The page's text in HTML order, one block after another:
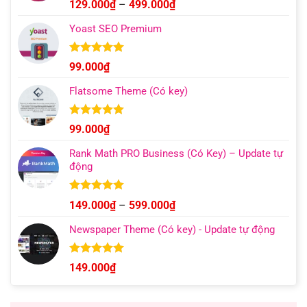
hạng 4.93
5 sao
129.000₫ – 499.000₫Khoảng
Yoast SEO Premium
Được xếp
hạng 4.96
5 sao
99.000₫
Flatsome Theme (Có key)
Được xếp
hạng 4.95
5 sao
99.000₫
Rank Math PRO Business (Có Key) – Update tự
động
Được xếp
hạng5.00
5 sao
149.000₫ – 599.000₫Khoảng
từ
Newspaper Theme (Có key) - Update tự động
Được xếp
hạng 4.92
149.000₫